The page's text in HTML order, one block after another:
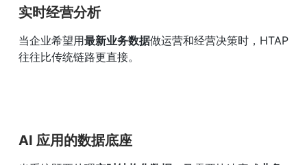
实时经营分析
当企业希望用最新业务数据做运营和经营决策时，HTAP
往往比传统链路更直接。
AI 应用的数据底座